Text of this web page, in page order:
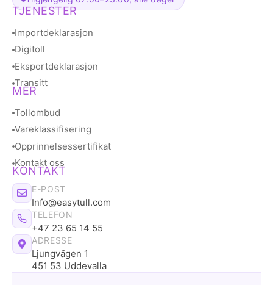
TJENESTER
Importdeklarasjon
Digitoll
Eksportdeklarasjon
Transitt
MER
Tollombud
Vareklassifisering
Opprinnelsessertifikat
Kontakt oss
KONTAKT
E-POST
Info@easytull.com
TELEFON
+47 23 65 14 55
ADRESSE
Ljungvägen 1
451 53 Uddevalla